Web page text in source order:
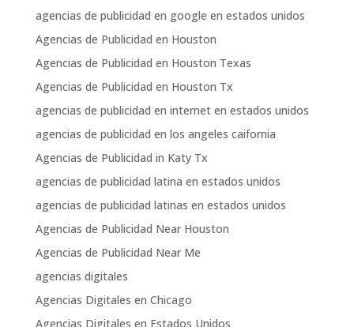
agencias de publicidad en google en estados unidos
Agencias de Publicidad en Houston
Agencias de Publicidad en Houston Texas
Agencias de Publicidad en Houston Tx
agencias de publicidad en internet en estados unidos
agencias de publicidad en los angeles caifornia
Agencias de Publicidad in Katy Tx
agencias de publicidad latina en estados unidos
agencias de publicidad latinas en estados unidos
Agencias de Publicidad Near Houston
Agencias de Publicidad Near Me
agencias digitales
Agencias Digitales en Chicago
Agencias Digitales en Estados Unidos